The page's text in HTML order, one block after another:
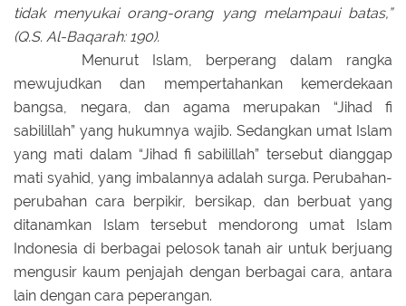
tidak menyukai orang-orang yang melampaui batas,”
(Q.S. Al-Baqarah: 190).
Menurut Islam, berperang dalam rangka
mewujudkan dan mempertahankan kemerdekaan
bangsa, negara, dan agama merupakan “Jihad fi
sabilillah” yang hukumnya wajib. Sedangkan umat Islam
yang mati dalam “Jihad fi sabilillah” tersebut dianggap
mati syahid, yang imbalannya adalah surga. Perubahan-
perubahan cara berpikir, bersikap, dan berbuat yang
ditanamkan Islam tersebut mendorong umat Islam
Indonesia di berbagai pelosok tanah air untuk berjuang
mengusir kaum penjajah dengan berbagai cara, antara
lain dengan cara peperangan.